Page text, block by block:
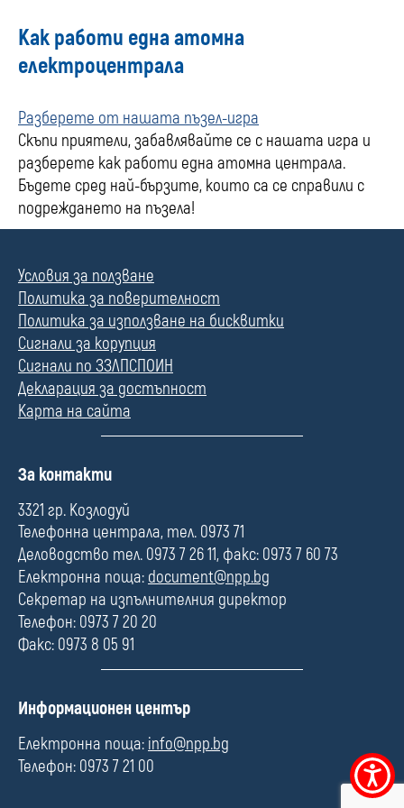
Меню
за
Как работи една атомна
електроцентрала
Разберете от нашата пъзел-игра
Скъпи приятели, забавлявайте се с нашата игра и
разберете как работи една атомна централа.
Бъдете сред най-бързите, които са се справили с
подреждането на пъзела!
Условия за ползване
Политика за поверителност
Политика за използване на бисквитки
Сигнали за корупция
Сигнали по ЗЗЛПСПОИН
Декларация за достъпност
Карта на сайта
П
л
е
За контакти
3321 гр. Козлодуй
Телефонна централа, тел. 0973 71
Деловодство тел. 0973 7 26 11, факс: 0973 7 60 73
Електронна поща: document@npp.bg
Секретар на изпълнителния директор
Телефон: 0973 7 20 20
Факс: 0973 8 05 91
П
л
е
Информационен център
Електронна поща: info@npp.bg
Телефон: 0973 7 21 00